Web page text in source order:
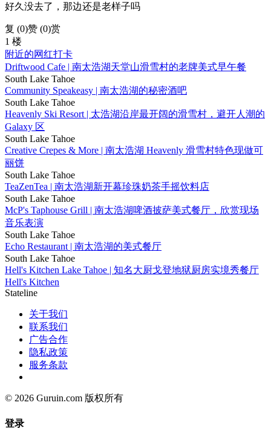
好久没去了，那边还是老样子吗
复 (0)赞 (0)赏
1 楼
附近的网红打卡
Driftwood Cafe | 南太浩湖天堂山滑雪村的老牌美式早午餐
South Lake Tahoe
Community Speakeasy | 南太浩湖的秘密酒吧
South Lake Tahoe
Heavenly Ski Resort | 太浩湖沿岸最开阔的滑雪村，避开人潮的
Galaxy 区
South Lake Tahoe
Creative Crepes & More | 南太浩湖 Heavenly 滑雪村特色现做可
丽饼
South Lake Tahoe
TeaZenTea | 南太浩湖新开幕珍珠奶茶手摇饮料店
South Lake Tahoe
McP's Taphouse Grill | 南太浩湖啤酒披萨美式餐厅，欣赏现场
音乐表演
South Lake Tahoe
Echo Restaurant | 南太浩湖的美式餐厅
South Lake Tahoe
Hell's Kitchen Lake Tahoe | 知名大厨戈登地狱厨房实境秀餐厅
Hell's Kitchen
Stateline
关于我们
联系我们
广告合作
隐私政策
服务条款
© 2026 Guruin.com 版权所有
登录